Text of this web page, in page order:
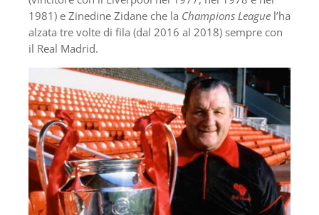
1981) e Zinedine Zidane che la Champions League l’ha
alzata tre volte di fila (dal 2016 al 2018) sempre con
il Real Madrid.